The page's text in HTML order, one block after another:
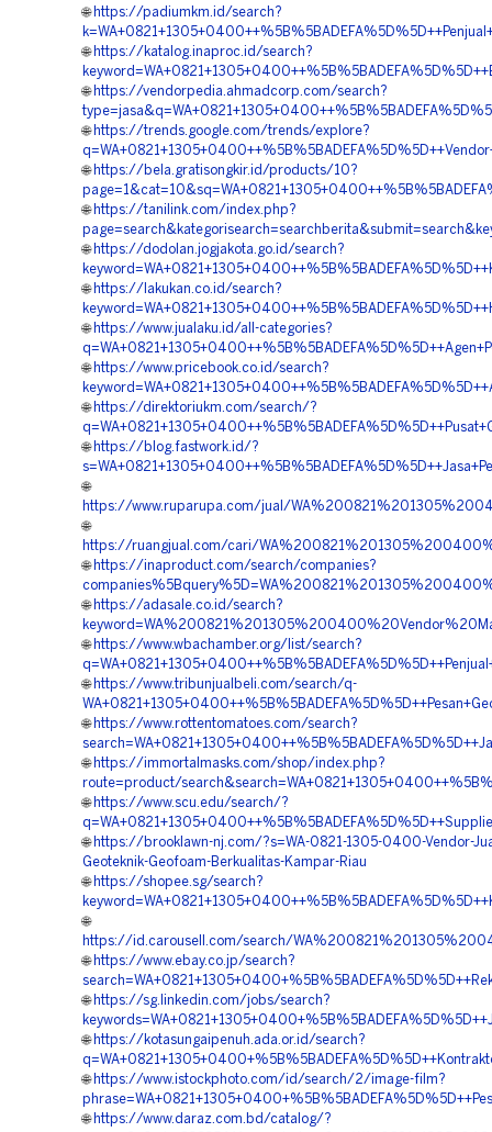
🌐 https://padiumkm.id/search?
🌐 https://katalog.inaproc.id/search?
🌐 https://vendorpedia.ahmadcorp.com/search?
🌐 https://trends.google.com/trends/explore?
🌐 https://bela.gratisongkir.id/products/10?
🌐 https://tanilink.com/index.php?
🌐 https://dodolan.jogjakota.go.id/search?
🌐 https://lakukan.co.id/search?
🌐 https://www.jualaku.id/all-categories?
🌐 https://www.pricebook.co.id/search?
🌐 https://direktoriukm.com/search/?
🌐 https://blog.fastwork.id/?
🌐
https://www.ruparupa.com/jual/
🌐
https://ruangjual.com/cari/
🌐 https://inaproduct.com/search/companies?
🌐 https://adasale.co.id/search?
🌐 https://www.wbachamber.org/list/search?
🌐 https://www.tribunjualbeli.com/search/q-
🌐 https://www.rottentomatoes.com/search?
🌐 https://immortalmasks.com/shop/index.php?
route=product/
🌐 https://www.scu.edu/search/?
🌐 https://brooklawn-nj.com/?s=WA-0821-1305-0400-Vendor-
Geoteknik-Geofoam-Berkualitas-Kampar-Riau
🌐 https://shopee.sg/search?
🌐
https://id.carousell.com/search/
🌐 https://www.ebay.co.jp/search?
🌐 https://sg.linkedin.com/jobs/search?
🌐 https://kotasungaipenuh.ada.or.id/search?
🌐 https://www.istockphoto.com/id/search/2/image-film?
🌐 https://www.daraz.com.bd/catalog/?